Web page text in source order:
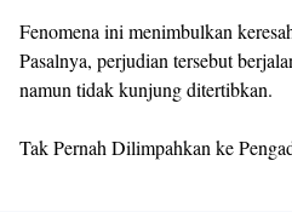
Fenomena ini menimbulkan
Pasalnya, perjudian tersebut
namun tidak kunjung ditertibkan.
Tak Pernah Dilimpahkan ke